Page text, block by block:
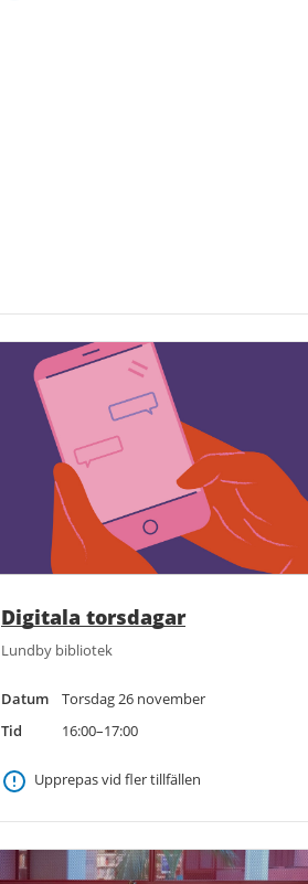
Digitala torsdagar
Lundby bibliotek
Datum
Torsdag 26 november
Tid
16:00–17:00
Upprepas vid fler tillfällen